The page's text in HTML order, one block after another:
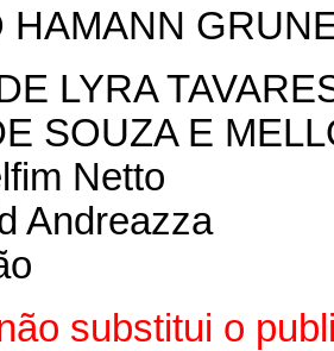
HAMANN
LYRA
SOUZA E
Netto
Andreazza
substitui o